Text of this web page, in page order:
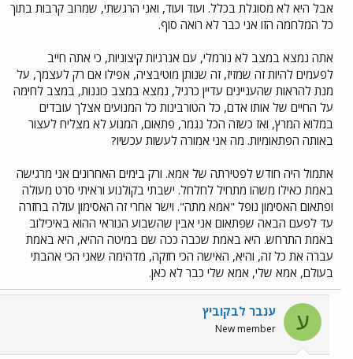
אבל היא לא מסוגלת בכלל. ועוד ועוד, ואני הרגשתי, שמרוב קרבות בתוך
כל המלחמה הזו אני כבר לא רואה סוף.
אתה נמצא במצב לא נורמלי, עם אנרגיות קיצוניות, כי אתה חייב
לפעמים להיות זה שמזיז, זה שנותן מוטיבציה, אפילו אם רק לעצמך, על
מנת להראות שהעניינים עדיין כרגיל, נמצא במצב כוננות, במצב לחימה
על החיים של אותו אדם, כל הטורבינות כל המנועים אצלך עובדים
במלוא המרץ, ואז כשזה הכל נגמר, פתאום, המנוע לא מצליח לעצור
באותה הפתאומיות. מה אני אמורה לעשות עכשיו?
אתמול היה חודש לפטירתה של אמא. ורק בימים האחרונים אני מרגישה
באמת כאילו משהו מתחיל לחלחל. ישבתי בקולנוע וראיתי סרט מעולה
ופתאום האסימון נופל "אמא מתה". וישר אחרי זה האסימון עולה בחזרה
עד לפעם הבאה שפתאום אני אבין שהשבוע הנוראי ההוא באיכילוב
באמת התרחש. היא באמת שכבה ככה שם במיטה ההיא, היא באמת
עברה את כל זה, והיא, האישה הכי חזקה, מדהימה שאני הכי אהבתי
בעולם, אמא שלי, אמא שלי כבר לא כאן.
ע ענבר לבקוביץ
New member